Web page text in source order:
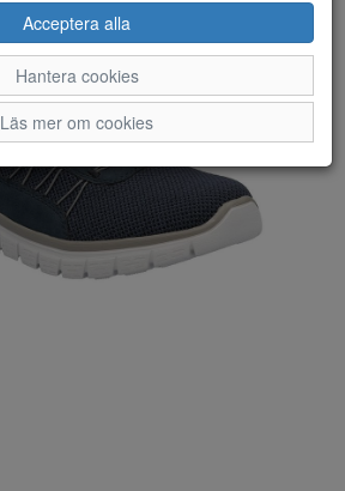
Acceptera alla
Hantera cookies
Läs mer om cookies